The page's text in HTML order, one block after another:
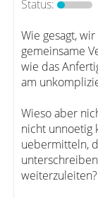
Status:
Wie gesagt,
gemeinsame
wie das
am
Wieso aber
nicht unnoetig
uebermitteln,
weiterzuleiten?